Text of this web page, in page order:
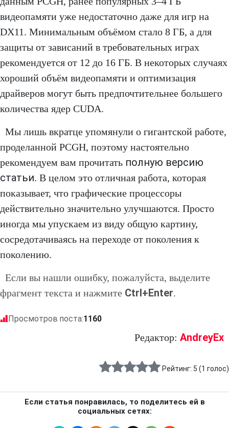
видеопамяти уже недостаточно даже для игр на
DX11. Минимальным объёмом стало 8 ГБ, а для
защиты от зависаний в требовательных играх
рекомендуется от 12 до 16 ГБ. В некоторых случаях
хороший объём видеопамяти и оптимизация
драйверов могут быть предпочтительнее большего
количества ядер CUDA.
Мы лишь вкратце упомянули о гигантской работе,
проделанной PCGH, поэтому настоятельно
рекомендуем вам прочитать полную версию
статьи. В целом это отличная работа, которая
показывает, что графические процессоры
действительно значительно улучшаются. Просто
иногда мы упускаем из виду общую картину,
сосредотачиваясь на переходе от поколения к
поколению.
Если вы нашли ошибку, пожалуйста, выделите
фрагмент текста и нажмите Ctrl+Enter.
Просмотров поста:1160
Редактор: AndreyEx
Рейтинг: 5 (1 голос)
Если статья понравилась, то поделитесь ей в
социальных сетях: